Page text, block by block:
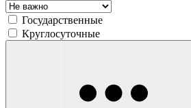
Государственные
Круглосуточные